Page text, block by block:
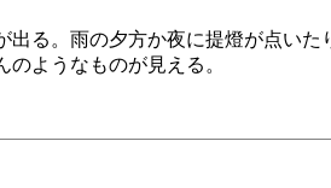
る。雨の夕方か夜に提燈が点いた
ようなものが見える。